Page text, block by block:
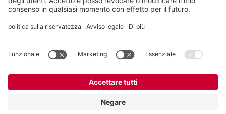
Vogelsang S.r.l., Via Bertolino 9/A, 26025
Pandino CR, Italia
italy@vogelsang.info
Private policy|Imprint|Esonero da
responsabilità